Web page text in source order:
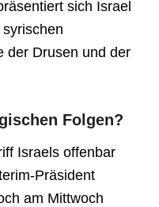
sich Israel
der Drusen und der
Folgen?
Israels offenbar
Präsident
am Mittwoch